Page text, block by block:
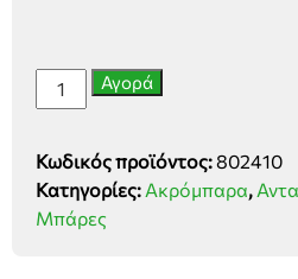
Ακρόμπαρο
Ford,
Fiat,
Case
IHC
Αγορά
Κωδικός προϊόντος:802410
Κατηγορίες: Ακρόμπαρα,
Μπάρες